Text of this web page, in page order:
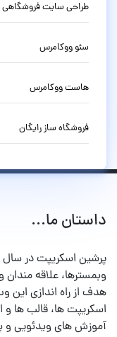
طراحی سایت فروشگاهی
سئو ووکامرس
هاست ووکامرس
فروشگاه ساز رایگان
داستان ما...
وبمسترها، علاقه مندان
هدف از راه اندازی این
اسکریپت ها، قالب ها و
آموزش های ویدئویی و